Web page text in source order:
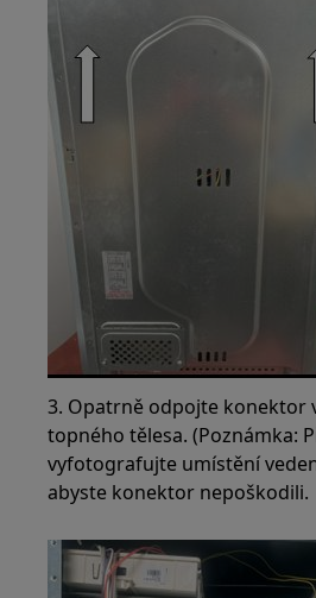
3. Opatrně odpojte konektor
topného tělesa. (Poznámka:
vyfotografujte umístění
abyste konektor nepoškodili.